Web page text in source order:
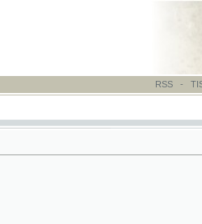
RSS - TISK-NÁPOVĚDA